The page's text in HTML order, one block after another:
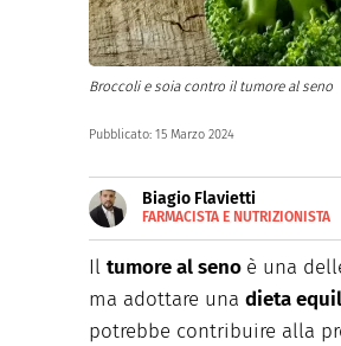
Broccoli e soia contro il tumore al seno
Pubblicato: 15 Marzo 2024
Biagio Flavietti
FARMACISTA E NUTRIZIONISTA
SITO
Farmacista e
divulgazione scientifica.
web editor per alcune
Il tumore al seno è una
ma adottare una dieta
potrebbe contribuire alla